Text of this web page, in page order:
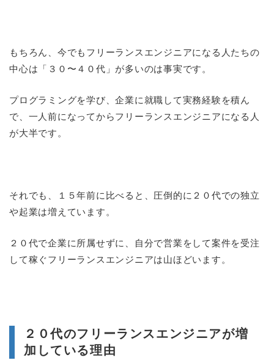
もちろん、今でもフリーランスエンジニアになる人たちの
中心は「３０〜４０代」が多いのは事実です。
プログラミングを学び、企業に就職して実務経験を積ん
で、一人前になってからフリーランスエンジニアになる人
が大半です。
それでも、１５年前に比べると、圧倒的に２０代での独立
や起業は増えています。
２０代で企業に所属せずに、自分で営業をして案件を受注
して稼ぐフリーランスエンジニアは山ほどいます。
２０代のフリーランスエンジニアが増
加している理由